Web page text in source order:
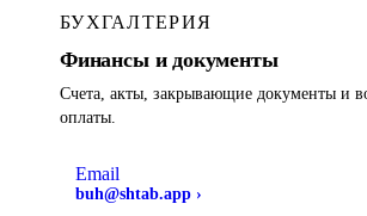
БУХГАЛТЕРИЯ
Финансы и документы
Счета, акты, закрывающие документы и
оплаты.
Email
buh@shtab.app ›